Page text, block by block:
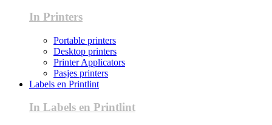
In Printers
Portable printers
Desktop printers
Printer Applicators
Pasjes printers
Labels en Printlint
In Labels en Printlint